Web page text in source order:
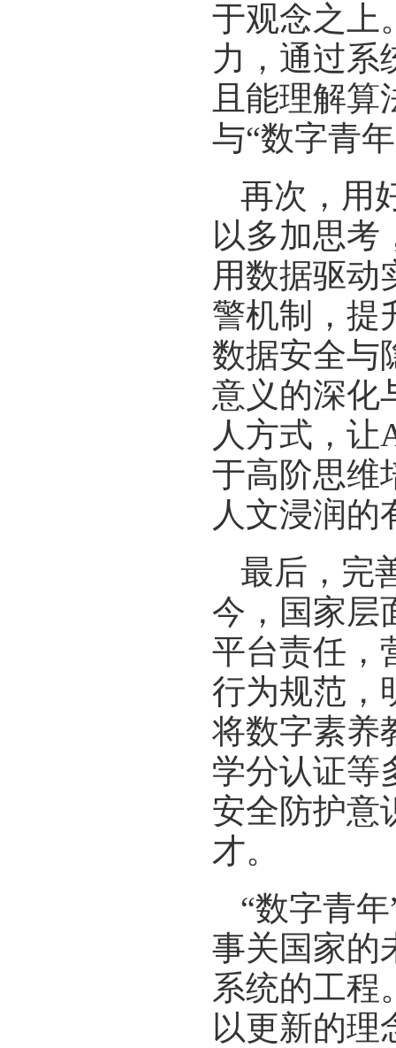
于观念之上
力，通过系
且能理解
与“数字青
再次，用
以多加思考
用数据驱动
警机制，提
数据安全与
意义的深化
人方式，
于高阶思维
人文浸润的
最后，完
今，国家层
平台责任，
行为规范，
将数字素养
学分认证等
安全防护意
才。
“数字青
事关国家的
系统的工程
以更新的理